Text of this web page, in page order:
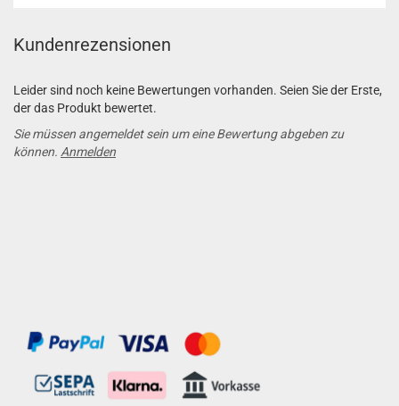
Kundenrezensionen
Leider sind noch keine Bewertungen vorhanden. Seien Sie der Erste,
der das Produkt bewertet.
Sie müssen angemeldet sein um eine Bewertung abgeben zu
können. Anmelden